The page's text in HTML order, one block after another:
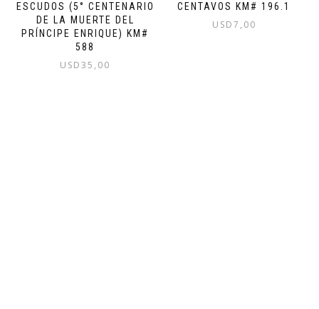
ESCUDOS (5° CENTENARIO
DE LA MUERTE DEL
PRÍNCIPE ENRIQUE) KM#
588
USD35,00
CENTAVOS KM# 196.1
USD7,00